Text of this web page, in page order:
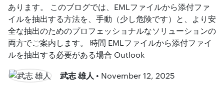
あります。 このブログでは、EMLファイルから添付ファ
イルを抽出する方法を、手動（少し危険です）と、より安
全な抽出のためのプロフェッショナルなソリューションの
両方でご案内します。 時間 EMLファイルから添付ファイ
ルを抽出する必要がある場合 Outlook
武志 雄人 • November 12, 2025